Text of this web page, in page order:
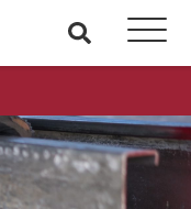
busque en